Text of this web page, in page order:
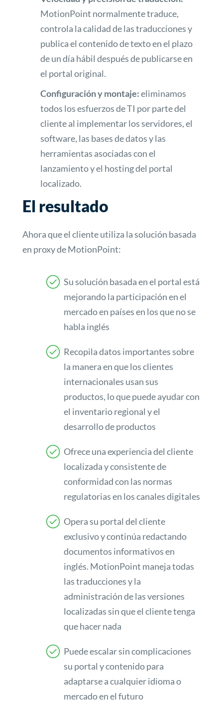
MotionPoint normalmente traduce,
controla la calidad de las traducciones y
publica el contenido de texto en el plazo
de un día hábil después de publicarse en
el portal original.
Configuración y montaje:eliminamos
todos los esfuerzos de TI por parte del
cliente al implementar los servidores, el
software, las bases de datos y las
herramientas asociadas con el
lanzamiento y el hosting del portal
localizado.
El resultado
Ahora que el cliente utiliza la solución basada
en proxy de MotionPoint:
Su solución basada en el portal está
mejorando la participación en el
mercado en países en los que no se
habla inglés
Recopila datos importantes sobre
la manera en que los clientes
internacionales usan sus
productos, lo que puede ayudar con
el inventario regional y el
desarrollo de productos
Ofrece una experiencia del cliente
localizada y consistente de
conformidad con las normas
regulatorias en los canales digitales
Opera su portal del cliente
exclusivo y continúa redactando
documentos informativos en
inglés. MotionPoint maneja todas
las traducciones y la
administración de las versiones
localizadas sin que el cliente tenga
que hacer nada
Puede escalar sin complicaciones
su portal y contenido para
adaptarse a cualquier idioma o
mercado en el futuro